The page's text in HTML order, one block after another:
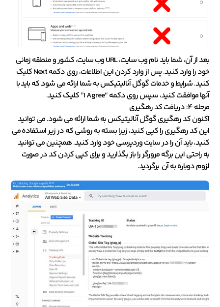
بعد از آن، شما باید نام وب سایت، URL وب سایت، کشور و منطقه زمانی
خود را وارد کنید. پس از وارد کردن این اطلاعات، روی دکمه Next کلیک
کنید. شرایط و خدمات گوگل آنالیتیکس به شما ارائه می شود که باید با
آنها موافقت کنید، سپس روی دکمه “I Agree” کلیک کنید.
مرحله 4: دریافت کد رهگیری
اکنون کد رهگیری گوگل آنالیتیکس به شما ارائه می شود. می توانید
این کد رهگیری را کپی کنید، زیرا بسته به روشی که در زیر استفاده می
کنید، باید آن را در سایت وردپرسی خود وارد کنید. همچنین می توانید
به راحتی این برگه مرورگر را باز بگذارید و برای کپی کردن کد در صورت
لزوم دوباره به آن برگردید.